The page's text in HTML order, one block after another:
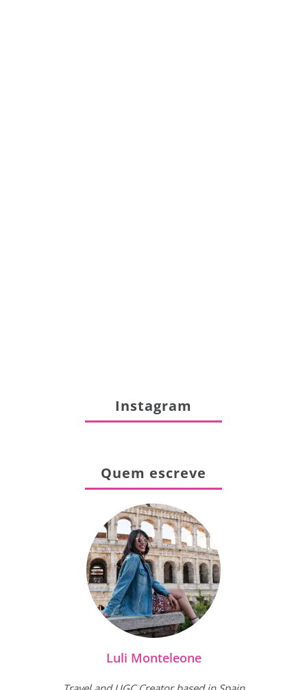
Instagram
Quem escreve
Luli Monteleone